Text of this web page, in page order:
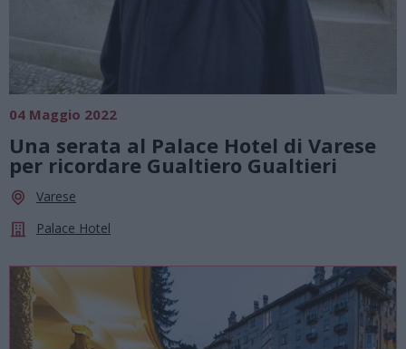
04 Maggio 2022
Una serata al Palace Hotel di Varese
per ricordare Gualtiero Gualtieri
Varese
Palace Hotel